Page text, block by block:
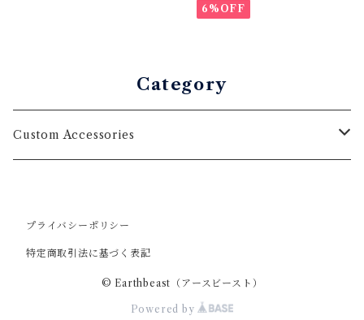
6%OFF
Category
Custom Accessories
プライバシーポリシー
特定商取引法に基づく表記
© Earthbeast（アースビースト）
Powered by